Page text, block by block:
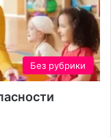
Без рубрики